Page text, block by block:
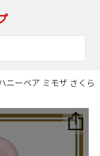
ニーベア ミモザ さくら